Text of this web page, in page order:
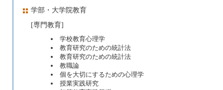
学部・大学院教育
[専門教育]
学校教育心理学
教育研究のための統計法
教育研究のための統計法
教職論
個を大切にするための心理学
授業実践研究